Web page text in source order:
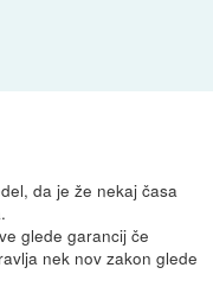
da je že nekaj časa
glede garancij če
nek nov zakon glede